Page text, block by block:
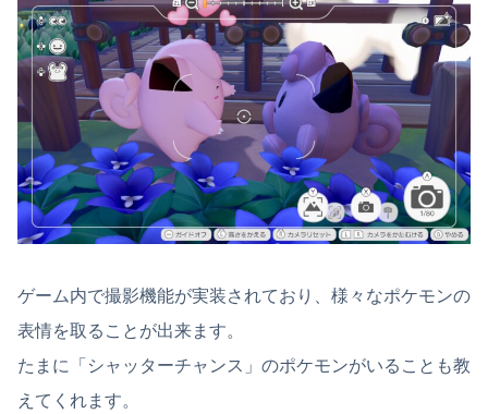
ゲーム内で撮影機能が実装されており、様々なポケモンの
表情を取ることが出来ます。
たまに「シャッターチャンス」のポケモンがいることも教
えてくれます。